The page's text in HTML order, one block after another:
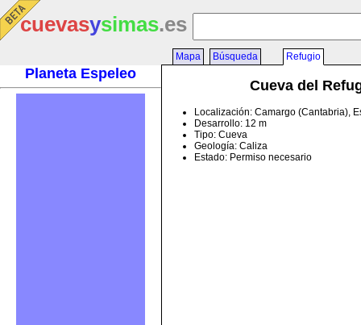
cuevasysimas.es
Planeta Espeleo
Mapa Búsqueda Refugio
Cueva del
Localización: Camargo (Cantabria),
Desarrollo: 12 m
Tipo: Cueva
Geología: Caliza
Estado: Permiso necesario